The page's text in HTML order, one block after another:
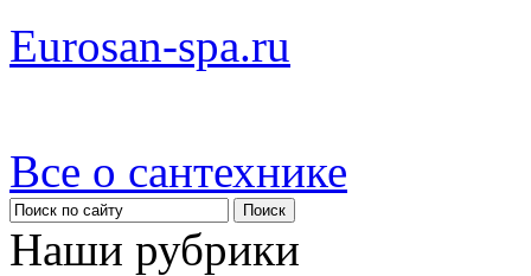
Eurosan-spa.ru
Все о сантехнике
Наши рубрики